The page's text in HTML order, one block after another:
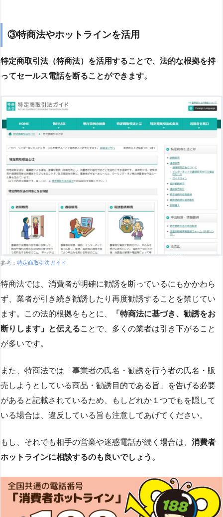
③特商法やホットラインを活用
特定商取引法（特商法）を活用することで、法的な根拠を持
ってセールス電話を断ることができます。
参考： 特定商取引法ガイド
特商法では、消費者が明確に勧誘を断っているにもかかわら
ず、業者が引き続き勧誘したり再度勧誘することを禁じてい
ます。この法的根拠をもとに、
「特商法に基づき、勧誘をお
断りします」と伝えることで、多くの業者は引き下がること
が多いです​​。
また、特商法では「事業者の氏名・勧誘を行う者の氏名・販
売しようとしている商品・勧誘目的である旨」を告げる必要
があると記載されているため、もしどれか１つでもを隠して
いる場合は、違反している旨も注意してあげてください。
もし、それでも相手の営業や迷惑電話が続く場合は、 消費者
ホットラインに相談するのも良いでしょう。